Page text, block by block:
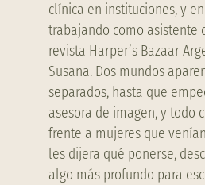
clínica en instituciones, y
trabajando como asistente
revista Harper’s Bazaar
Susana. Dos mundos
separados, hasta que
asesora de imagen, y todo
frente a mujeres que
les dijera qué ponerse,
algo más profundo para